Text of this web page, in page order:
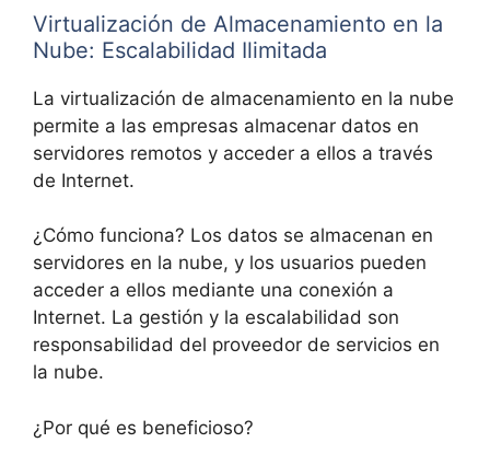
Virtualización de Almacenamiento en la
Nube: Escalabilidad Ilimitada
La virtualización de almacenamiento en la nube
permite a las empresas almacenar datos en
servidores remotos y acceder a ellos a través
de Internet.
¿Cómo funciona? Los datos se almacenan en
servidores en la nube, y los usuarios pueden
acceder a ellos mediante una conexión a
Internet. La gestión y la escalabilidad son
responsabilidad del proveedor de servicios en
la nube.
¿Por qué es beneficioso?